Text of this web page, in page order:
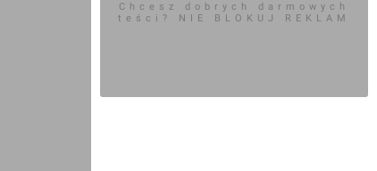
Chcesz dobrych darmowych
teści? NIE BLOKUJ REKLAM